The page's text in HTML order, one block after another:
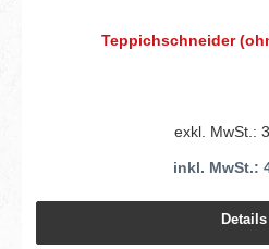
Teppichschneider
exkl. MwSt.:
inkl. MwSt.:
Details